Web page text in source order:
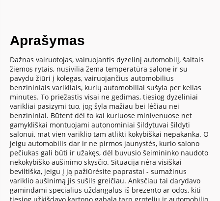
Aprašymas
Dažnas vairuotojas, vairuojantis dyzelinį automobilį, šaltais
žiemos rytais, nusivilia žema temperatūra salone ir su
pavydu žiūri į kolegas, vairuojančius automobilius
benzininiais varikliais, kurių automobiliai sušyla per kelias
minutes. To priežastis visai ne gedimas, tiesiog dyzeliniai
varikliai pasizymi tuo, jog šyla mažiau bei lėčiau nei
benzininiai. Būtent dėl to kai kuriuose minivenuose net
gamykliškai montuojami autonominiai šildytuvai šildyti
salonui, mat vien variklio tam atlikti kokybiškai nepakanka. O
jeigu automobilis dar ir ne pirmos jaunystės, kurio salono
pečiukas gali būti ir užakęs, dėl buvusio šeimininko naudoto
nekokybiško aušinimo skysčio. Situacija nėra visiškai
beviltiška, jeigu į ją pažiūrėsite paprastai - sumažinus
variklio aušinimą jis sušils greičiau. Anksčiau tai darydavo
gamindami specialius uždangalus iš brezento ar odos, kiti
tiesiog užkišdavo kartono gabalą tarp grotelių ir automobilio